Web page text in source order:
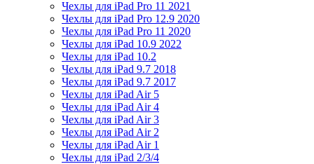
Чехлы для iPad Pro 11 2021
Чехлы для iPad Pro 12.9 2020
Чехлы для iPad Pro 11 2020
Чехлы для iPad 10.9 2022
Чехлы для iPad 10.2
Чехлы для iPad 9.7 2018
Чехлы для iPad 9.7 2017
Чехлы для iPad Air 5
Чехлы для iPad Air 4
Чехлы для iPad Air 3
Чехлы для iPad Air 2
Чехлы для iPad Air 1
Чехлы для iPad 2/3/4